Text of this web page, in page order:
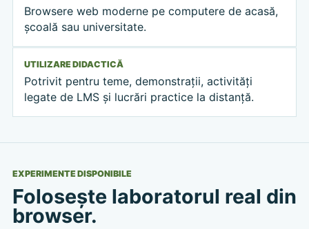
Browsere web moderne pe computere de acasă,
școală sau universitate.
UTILIZARE DIDACTICĂ
Potrivit pentru teme, demonstrații, activități
legate de LMS și lucrări practice la distanță.
EXPERIMENTE DISPONIBILE
Folosește laboratorul real din
browser.